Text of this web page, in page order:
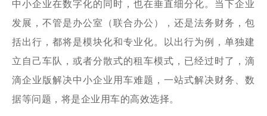
中小企业在数字化的同时，也在垂直细分化。当下企业
发展，不管是办公室（联合办公），还是法务财务，包
括出行，都将是模块化和专业化。以出行为例，单独建
立自己车队，或者分散式的租车模式，已经过时了，滴
滴企业版解决中小企业用车难题，一站式解决财务、数
据等问题，将是企业用车的高效选择。